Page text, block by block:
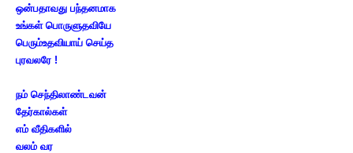
ஒன்பதாவது பந்தனமாக
உங்கள் பொருளுதவியே
பெரும்உதவியாய் செய்த
புரவலரே !
நம் செந்திலாண்டவன்
தேர்கால்கள்
எம் வீதிகளில்
வலம் வர